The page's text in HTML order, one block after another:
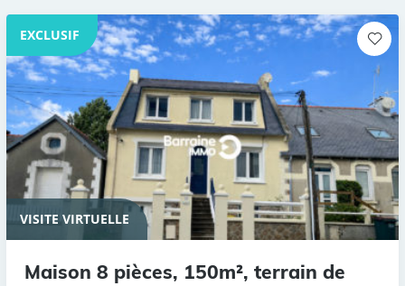
EXCLUSIF
VISITE VIRTUELLE
Maison 8 pièces, 150m², terrain de